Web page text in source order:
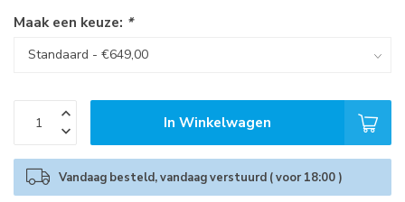
Maak een keuze: *
In Winkelwagen
Vandaag besteld, vandaag verstuurd ( voor 18:00 )